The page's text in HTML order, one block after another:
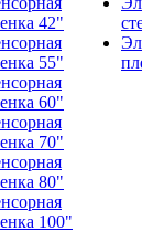
42"
55"
60"
70"
80"
100"